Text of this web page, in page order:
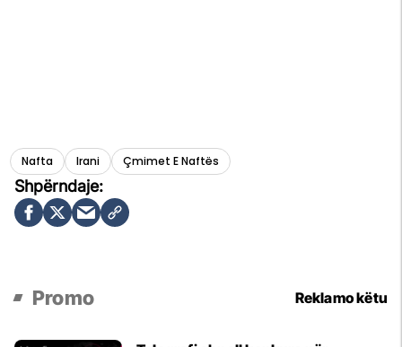
Nafta Irani Çmimet E Naftës
Promo Reklamo këtu